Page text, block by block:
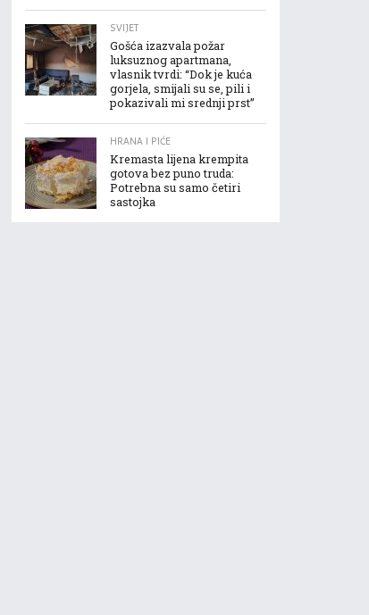
SVIJET
Gošća izazvala požar
luksuznog apartmana,
vlasnik tvrdi: “Dok je kuća
gorjela, smijali su se, pili i
pokazivali mi srednji prst”
HRANA I PIĆE
Kremasta lijena krempita
gotova bez puno truda:
Potrebna su samo četiri
sastojka